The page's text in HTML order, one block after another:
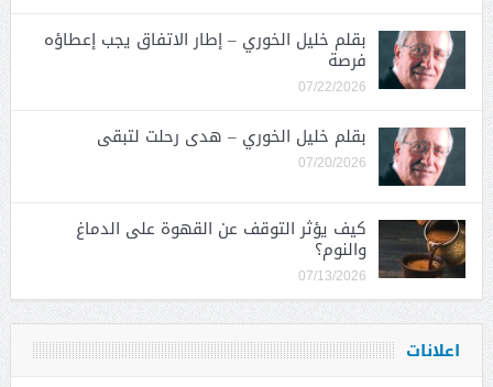
بقلم خليل الخوري – إطار الاتفاق يجب إعطاؤه
فرصة
07/22/2026
بقلم خليل الخوري – هدى رحلت لتبقى
07/20/2026
كيف يؤثر التوقف عن القهوة على الدماغ
والنوم؟
07/13/2026
اعلانات